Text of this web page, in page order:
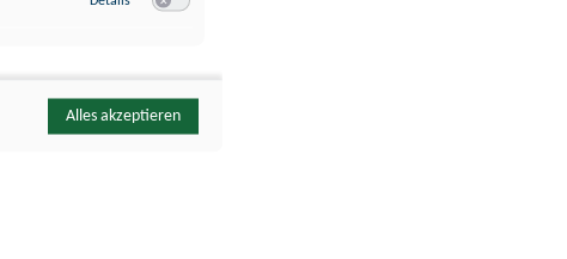
Alles akzeptieren